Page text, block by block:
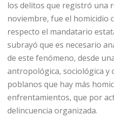
los delitos que registró una
noviembre, fue el homicidio
respecto el mandatario
subrayó que es necesario
de este fenómeno, desde
antropológica, sociológica y
poblanos que hay más
enfrentamientos, que por
delincuencia organizada.